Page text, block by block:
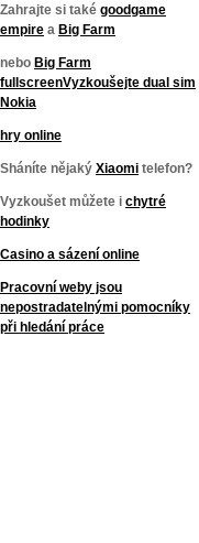
Zahrajte si také goodgame
empire a Big Farm
nebo Big Farm
fullscreenVyzkoušejte dual sim
Nokia
hry online
Sháníte nějaký Xiaomi telefon?
Vyzkoušet můžete i chytré
hodinky
Casino a sázení online
Pracovní weby jsou
nepostradatelnými pomocníky
při hledání práce